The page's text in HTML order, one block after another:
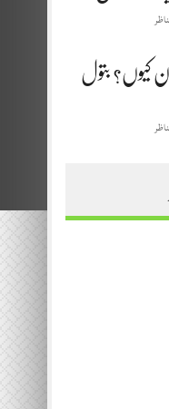
کیوں؟ بتول